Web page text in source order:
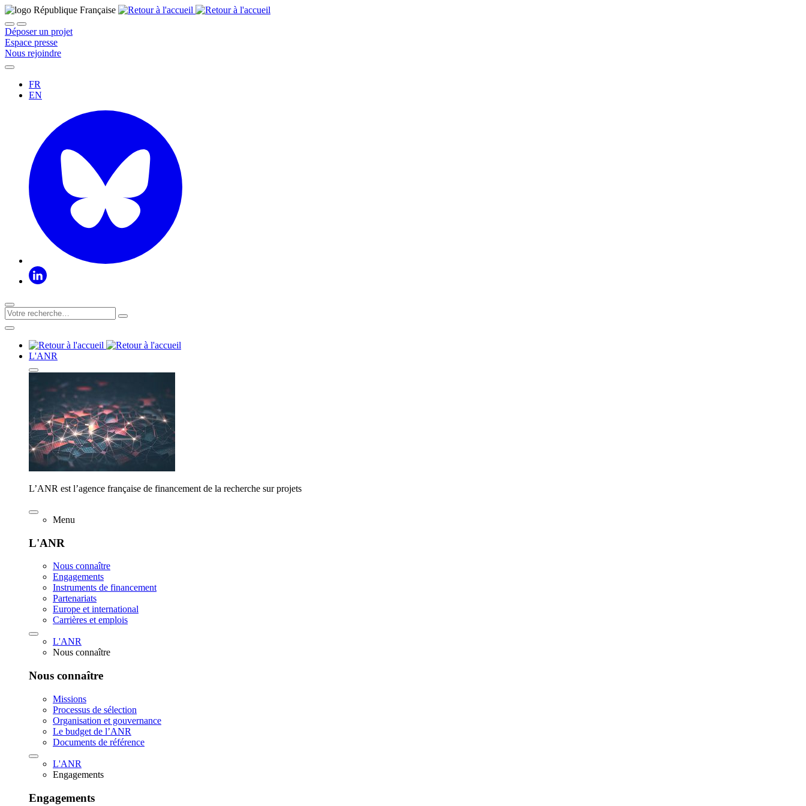
Déposer un projet
Espace presse
Nous rejoindre
FR
EN
L'ANR
L’ANR est l’agence française de financement de la recherche sur projets
Menu
L'ANR
Nous connaître
Engagements
Instruments de financement
Partenariats
Europe et international
Carrières et emplois
L'ANR
Nous connaître
Nous connaître
Missions
Processus de sélection
Organisation et gouvernance
Le budget de l’ANR
Documents de référence
L'ANR
Engagements
Engagements